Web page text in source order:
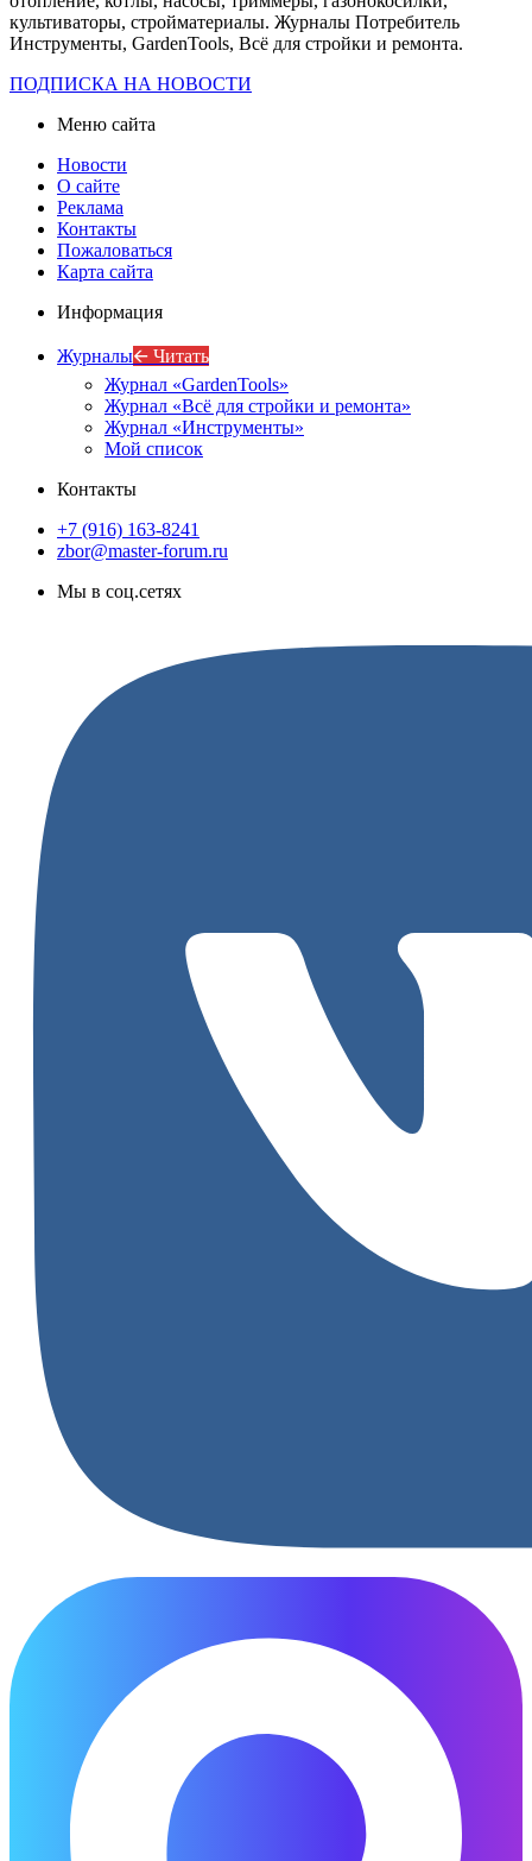
культиваторы, стройматериалы. Журналы Потребитель
Инструменты, GardenTools, Всё для стройки и ремонта.
ПОДПИСКА НА НОВОСТИ
Меню сайта
Новости
О сайте
Реклама
Контакты
Пожаловаться
Карта сайта
Информация
Журналы🡨 Читать
Журнал «GardenTools»
Журнал «Всё для стройки и ремонта»
Журнал «Инструменты»
Мой список
Контакты
+7 (916) 163-8241
zbor@master-forum.ru
Мы в соц.сетях